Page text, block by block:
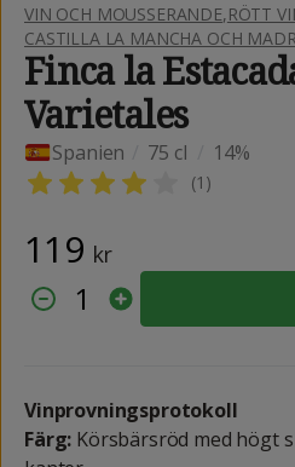
VIN OCH MOUSSERANDE,RÖTT
CASTILLA LA MANCHA OCH
Finca la
Varietales
Spanien 75 cl 14%
(1 )
119 kr
1
Vinprovningsprotokoll
Färg: Körsbärsröd med högt